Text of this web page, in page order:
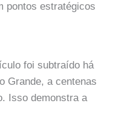
pontos estratégicos
foi subtraído há
Grande, a centenas
Isso demonstra a